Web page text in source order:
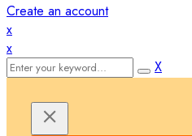
Create an account
x
x
X